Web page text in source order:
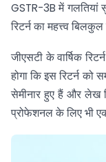
GSTR-3B में गलतियां
रिटर्न का महत्त्व बिलकुल
जीएसटी के वार्षिक
होगा कि इस रिटर्न
सेमीनार हुए हैं और लेख
प्रोफेशनल के लिए भी